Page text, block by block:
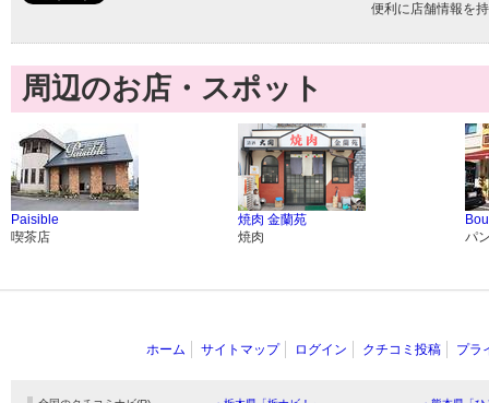
便利に店舗情報を
周辺のお店・スポット
Paisible
喫茶店
焼肉 金蘭苑
焼肉
パ
ホーム サイトマップ ログイン クチコミ投稿 プラ